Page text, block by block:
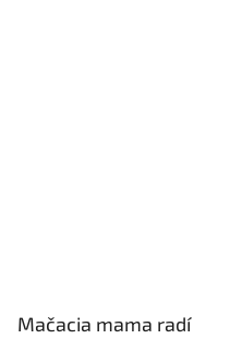
Mačacia mama radí